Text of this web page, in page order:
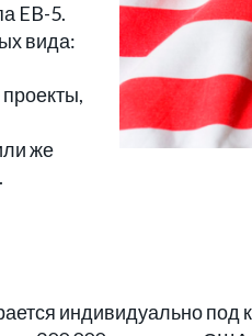
EB-5.
вида:
же
индивидуально